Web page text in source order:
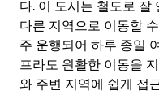
다. 이 도시는 철도로 잘
다른 지역으로 이동할
주 운행되어 하루 종일
프라도 원활한 이동을
와 주변 지역에 쉽게 접